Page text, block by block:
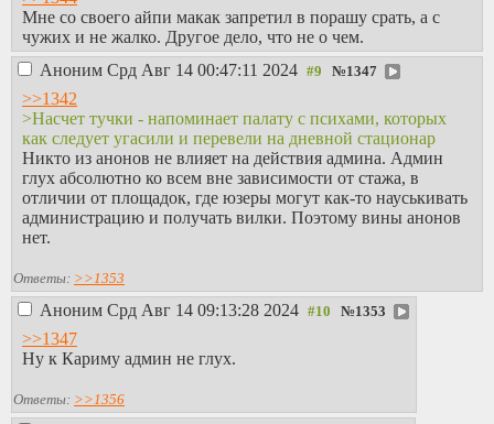
Мне со своего айпи макак запретил в порашу срать, а с
чужих и не жалко. Другое дело, что не о чем.
Аноним Срд Авг 14 00:47:11 2024 №1347
>>1342
>Насчет тучки - напоминает палату с психами, которых
как следует угасили и перевели на дневной стационар
Никто из анонов не влияет на действия админа. Админ
глух абсолютно ко всем вне зависимости от стажа, в
отличии от площадок, где юзеры могут как-то науськивать
администрацию и получать вилки. Поэтому вины анонов
нет.
Ответы: >>1353
Аноним Срд Авг 14 09:13:28 2024 №1353
>>1347
Ну к Кариму админ не глух.
Ответы: >>1356